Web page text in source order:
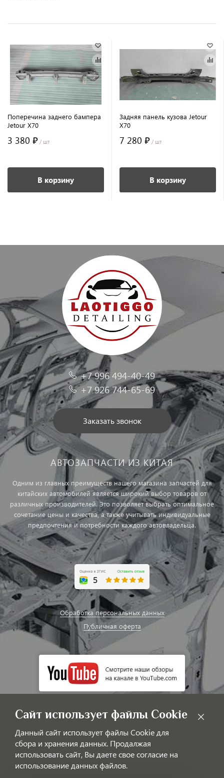
Поперечина заднего бампера
Jetour X70
3 380 ₽ / шт
В корзину
Задняя панель кузова Jetour
X70
7 280 ₽ / шт
В корзину
+7 996 494-40-49
+7 926 744-65-69
Заказать звонок
АВТОЗАПЧАСТИ ИЗ КИТАЯ
Одним из главных преимуществ нашего магазина запчастей для
китайских автомобилей является широкий выбор товаров от
различных производителей. Это позволяет выбрать оптимальное
сочетание цены и качества, а также учитывать индивидуальные
предпочтения и потребности каждого автовладельца.
Обработка персональных данных
Публичная оферта
Сайт использует файлы Cookie
Данный сайт использует файлы Cookie для
сбора и хранения данных. Продалжая
использовать сайт, Вы даете свое согласие на
использование данных файлов.